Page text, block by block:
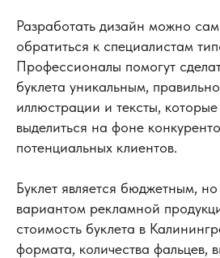
Разработать дизайн можно
обратиться к специалистам
Профессионалы помогут
буклета уникальным,
иллюстрации и тексты,
выделиться на фоне
потенциальных клиентов.
Буклет является бюджетным,
вариантом рекламной
стоимость буклета в
формата, количества фальцев,